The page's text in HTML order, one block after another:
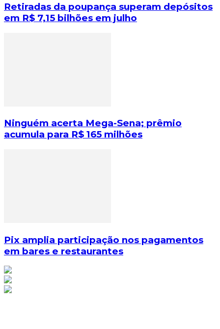
Retiradas da poupança superam depósitos
em R$ 7,15 bilhões em julho
Ninguém acerta Mega-Sena; prêmio
acumula para R$ 165 milhões
Pix amplia participação nos pagamentos
em bares e restaurantes